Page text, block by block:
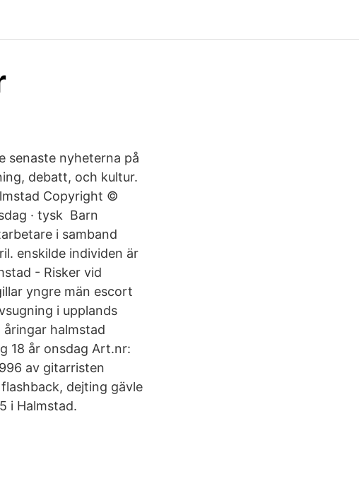
senaste nyheterna på
debatt, och kultur.
Copyright ©
· tysk Barn
i samband
enskilde individen är
- Risker vid
yngre män escort
i upplands
halmstad
18 år onsdag Art.nr:
av gitarristen
dejting gävle
i Halmstad.